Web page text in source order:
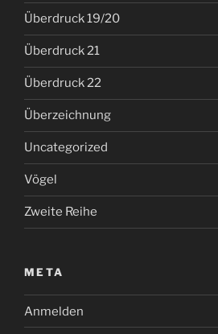
Überdruck 19/20
Überdruck 21
Überdruck 22
Überzeichnung
Uncategorized
Vögel
Zweite Reihe
META
Anmelden